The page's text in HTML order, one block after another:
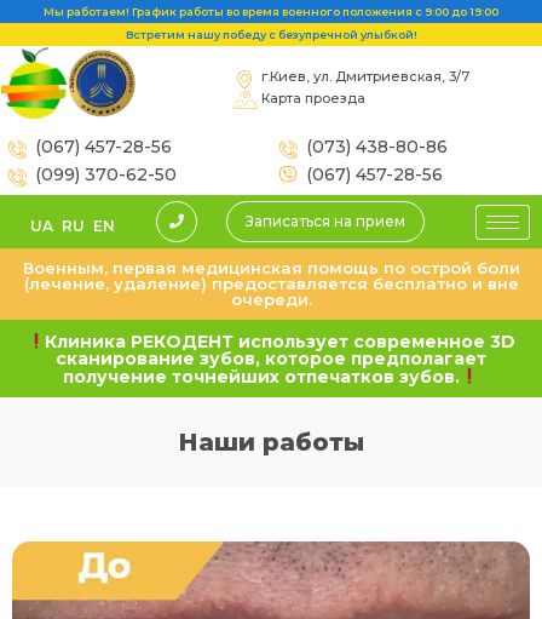
Мы работаем! График работы во время военного положения с 9:00 до 19:00
Встретим нашу победу с безупречной улыбкой!
г.Киев, ул. Дмитриевская, 3/7
Карта проезда
(067) 457-28-56
(099) 370-62-50
(073) 438-80-86
(067) 457-28-56
Записаться на прием
UA RU EN
Военным, первая медицинская помощь по острой боли
(лечение, удаление) предоставляется бесплатно и вне
очереди.
Клиника РЕКОДЕНТ использует современное 3D
сканирование зубов, которое предполагает
получение точнейших отпечатков зубов.
Наши работы